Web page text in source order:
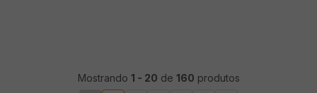
Mostrando 1 - 20 de 160 produtos